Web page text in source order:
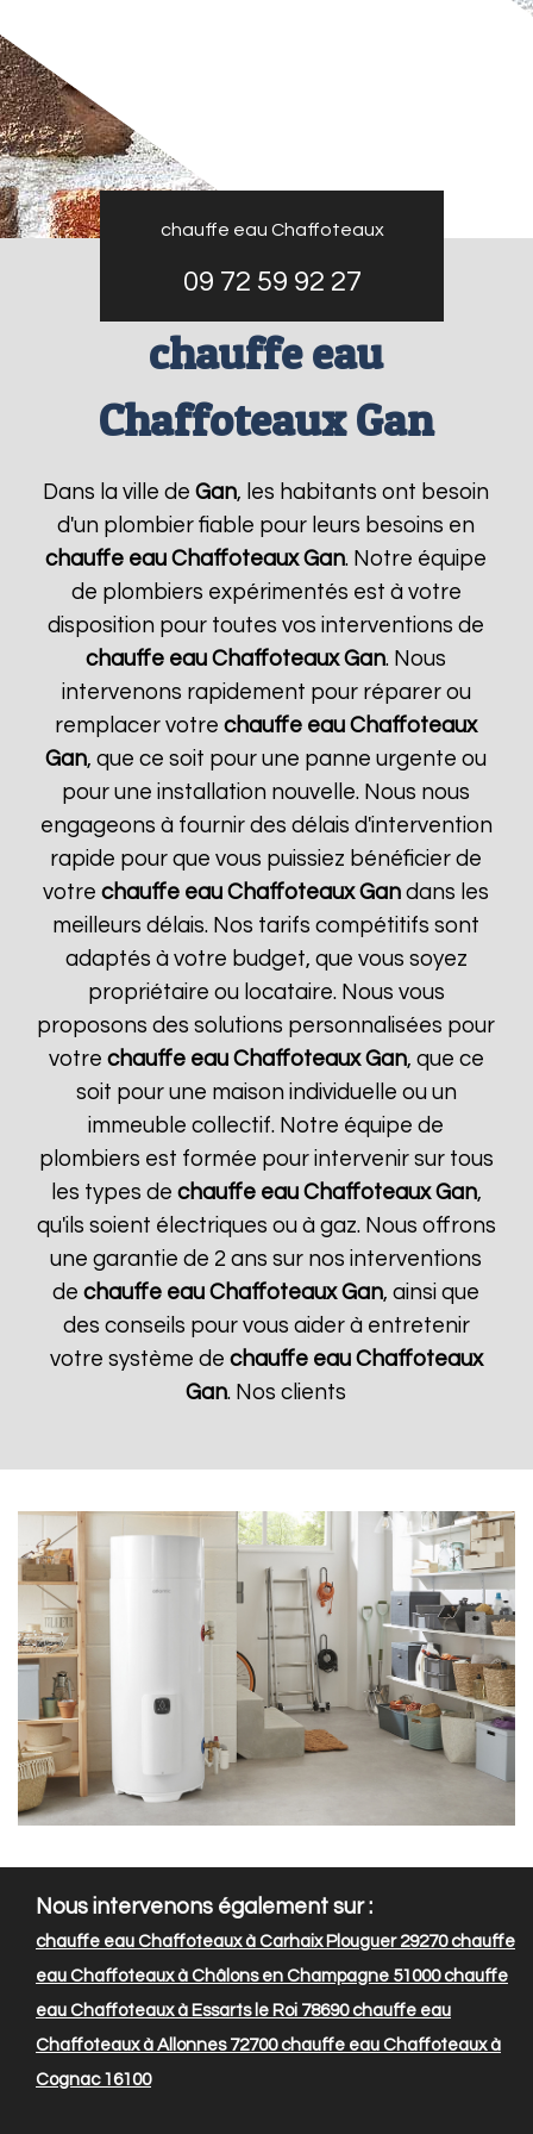
chauffe eau Chaffoteaux
09 72 59 92 27
chauffe eau
Chaffoteaux Gan
Dans la ville deGan, les habitants ont besoin
d'un plombier fiable pour leurs besoins en
chauffe eau Chaffoteaux Gan. Notre équipe
de plombiers expérimentés est à votre
disposition pour toutes vos interventions de
chauffe eau Chaffoteaux Gan. Nous
intervenons rapidement pour réparer ou
remplacer votrechauffe eau Chaffoteaux
Gan, que ce soit pour une panne urgente ou
pour une installation nouvelle. Nous nous
engageons à fournir des délais d'intervention
rapide pour que vous puissiez bénéficier de
votrechauffe eau Chaffoteaux Gan dans les
meilleurs délais. Nos tarifs compétitifs sont
adaptés à votre budget, que vous soyez
propriétaire ou locataire. Nous vous
proposons des solutions personnalisées pour
votre chauffe eau Chaffoteaux Gan, que ce
soit pour une maison individuelle ou un
immeuble collectif. Notre équipe de
plombiers est formée pour intervenir sur tous
les types de chauffe eau Chaffoteaux Gan,
qu'ils soient électriques ou à gaz. Nous offrons
une garantie de 2 ans sur nos interventions
dechauffe eau Chaffoteaux Gan, ainsi que
des conseils pour vous aider à entretenir
votre système de chauffe eau Chaffoteaux
Gan. Nos clients
Nous intervenons également sur :
chauffe eau Chaffoteaux à Carhaix Plouguer 29270chauffe
eau Chaffoteaux à Châlons en Champagne 51000chauffe
eau Chaffoteaux à Essarts le Roi 78690chauffe eau
Chaffoteaux à Allonnes 72700chauffe eau Chaffoteaux à
Cognac 16100